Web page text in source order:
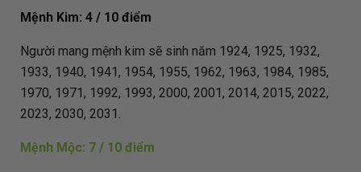
Mệnh Kim: 4 / 10 điểm
Người mang mệnh kim sẽ sinh năm 1924, 1925, 1932,
1933, 1940, 1941, 1954, 1955, 1962, 1963, 1984, 1985,
1970, 1971, 1992, 1993, 2000, 2001, 2014, 2015, 2022,
2023, 2030, 2031.
Mệnh Mộc: 7 / 10 điểm